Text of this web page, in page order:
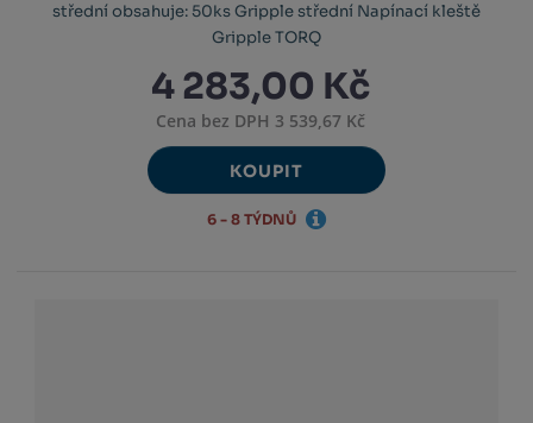
střední obsahuje: 50ks Gripple střední Napínací kleště
Gripple TORQ
4 283,00 Kč
Cena bez DPH 3 539,67 Kč
KOUPIT
6 - 8 TÝDNŮ